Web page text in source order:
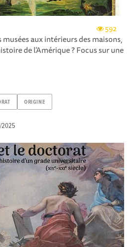
592
aux intérieurs des maisons,
de l’Amérique ? Focus sur une
ORIGINE
2025